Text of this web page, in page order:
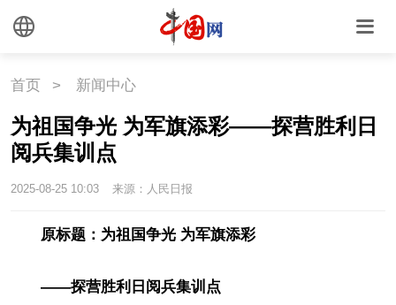
首页 > 新闻中心
为祖国争光 为军旗添彩——探营胜利日
阅兵集训点
2025-08-25 10:03 来源：人民日报
原标题：为祖国争光 为军旗添彩
——探营胜利日阅兵集训点